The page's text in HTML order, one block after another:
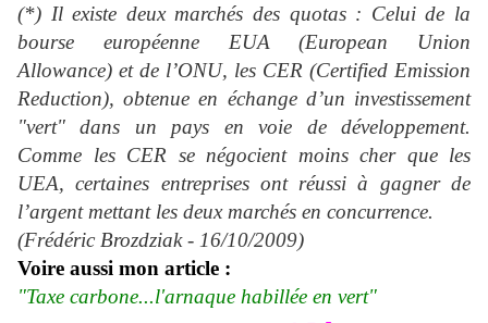
(*) Il existe deux marchés des quotas : Celui de la
bourse européenne EUA (European Union
Allowance) et de l’ONU, les CER (Certified Emission
Reduction), obtenue en échange d’un investissement
"vert" dans un pays en voie de développement.
Comme les CER se négocient moins cher que les
UEA, certaines entreprises ont réussi à gagner de
l’argent mettant les deux marchés en concurrence.
(Frédéric Brozdziak - 16/10/2009)
Voire aussi mon article :
"Taxe carbone...l'arnaque habillée en vert"